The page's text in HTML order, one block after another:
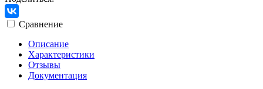
Сравнение
Описание
Характеристики
Отзывы
Документация